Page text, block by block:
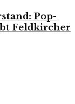
Pop-
Feldkircher